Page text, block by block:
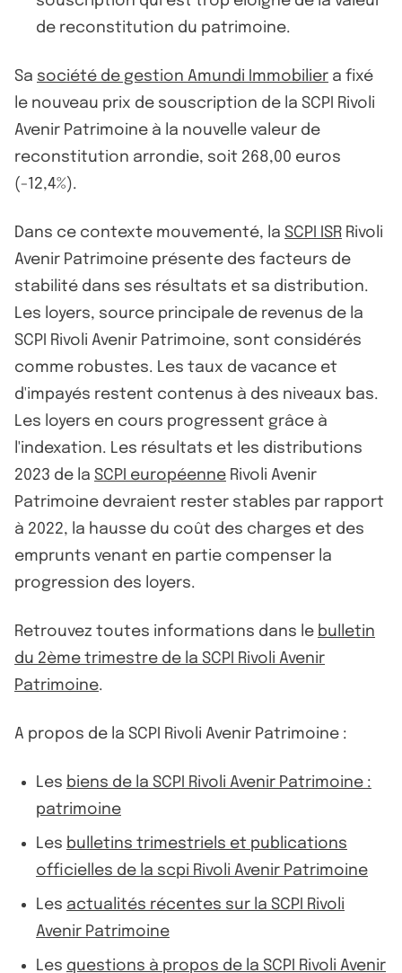
de reconstitution du patrimoine.
Sa société de gestion Amundi Immobilier a fixé
le nouveau prix de souscription de la SCPI Rivoli
Avenir Patrimoine à la nouvelle valeur de
reconstitution arrondie, soit 268,00 euros
(-12,4%).
Dans ce contexte mouvementé, la SCPI ISR Rivoli
Avenir Patrimoine présente des facteurs de
stabilité dans ses résultats et sa distribution.
Les loyers, source principale de revenus de la
SCPI Rivoli Avenir Patrimoine, sont considérés
comme robustes. Les taux de vacance et
d'impayés restent contenus à des niveaux bas.
Les loyers en cours progressent grâce à
l'indexation. Les résultats et les distributions
2023 de la SCPI européenne Rivoli Avenir
Patrimoine devraient rester stables par rapport
à 2022, la hausse du coût des charges et des
emprunts venant en partie compenser la
progression des loyers.
Retrouvez toutes informations dans le bulletin
du 2ème trimestre de la SCPI Rivoli Avenir
Patrimoine.
A propos de la SCPI Rivoli Avenir Patrimoine :
Les biens de la SCPI Rivoli Avenir Patrimoine :
patrimoine
Les bulletins trimestriels et publications
officielles de la scpi Rivoli Avenir Patrimoine
Les actualités récentes sur la SCPI Rivoli
Avenir Patrimoine
Les questions à propos de la SCPI Rivoli Avenir